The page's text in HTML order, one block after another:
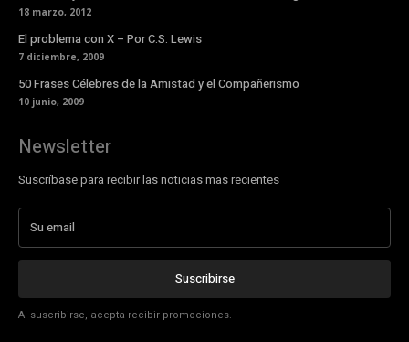
18 marzo, 2012
El problema con X – Por C.S. Lewis
7 diciembre, 2009
50 Frases Célebres de la Amistad y el Compañerismo
10 junio, 2009
Newsletter
Suscríbase para recibir las noticias mas recientes
Suscribirse
Al suscribirse, acepta recibir promociones.